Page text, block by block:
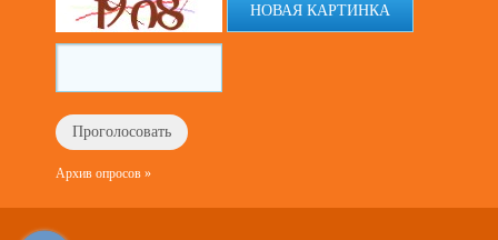
НОВАЯ КАРТИНКА
Архив опросов »